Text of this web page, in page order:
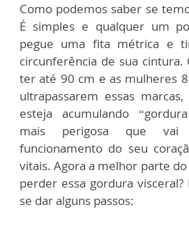
Como podemos saber se
É simples e qualquer um
pegue uma fita métrica e
circunferência de sua cintura.
ter até 90 cm e as mulheres
ultrapassarem essas
esteja acumulando
mais perigosa que
funcionamento do seu
vitais. Agora a melhor parte
perder essa gordura visceral?
se dar alguns passos: